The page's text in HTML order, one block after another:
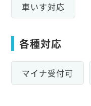
車いす対応
各種対応
マイナ受付可